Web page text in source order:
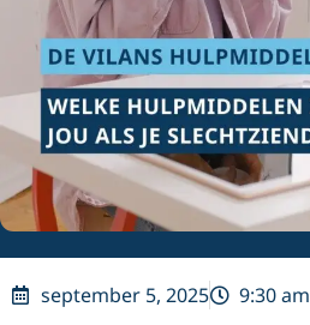
september 5, 2025
9:30 am